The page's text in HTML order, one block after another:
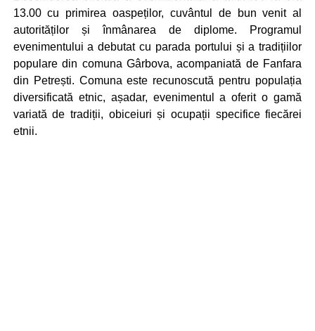
13.00 cu primirea oaspeților, cuvântul de bun venit al
autorităților și înmânarea de diplome. Programul
evenimentului a debutat cu parada portului și a tradițiilor
populare din comuna Gârbova, acompaniată de Fanfara
din Petrești. Comuna este recunoscută pentru populația
diversificată etnic, așadar, evenimentul a oferit o gamă
variată de tradiții, obiceiuri și ocupații specifice fiecărei
etnii.